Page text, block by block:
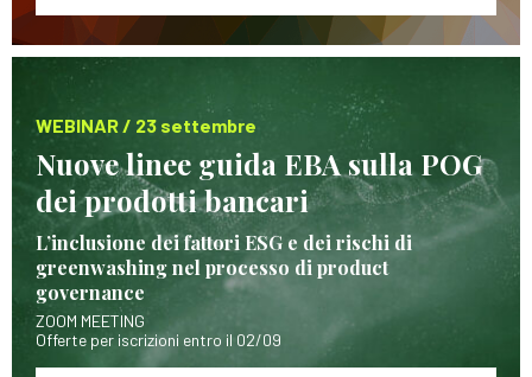
WEBINAR / 23 settembre
Nuove linee guida EBA sulla POG
dei prodotti bancari
L’inclusione dei fattori ESG e dei rischi di
greenwashing nel processo di product
governance
ZOOM MEETING
Offerte per iscrizioni entro il 02/09